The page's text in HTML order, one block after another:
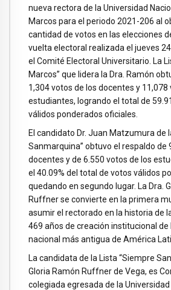
nueva rectora de la Universidad
Marcos para el periodo 2021-206 al
cantidad de votos en las elecciones
vuelta electoral realizada el jueves
el Comité Electoral Universitario. La
Marcos” que lidera la Dra. Ramón
1,304 votos de los docentes y 11,078
estudiantes, logrando el total de
válidos ponderados oficiales.
El candidato Dr. Juan Matzumura de
Sanmarquina” obtuvo el respaldo de
docentes y de 6.550 votos de los
el 40.09% del total de votos válidos
quedando en segundo lugar. La Dra.
Ruffner se convierte en la primera
asumir el rectorado en la historia de
469 años de creación institucional de
nacional más antigua de América
La candidata de la Lista “Siempre
Gloria Ramón Ruffner de Vega, es
colegiada egresada de la